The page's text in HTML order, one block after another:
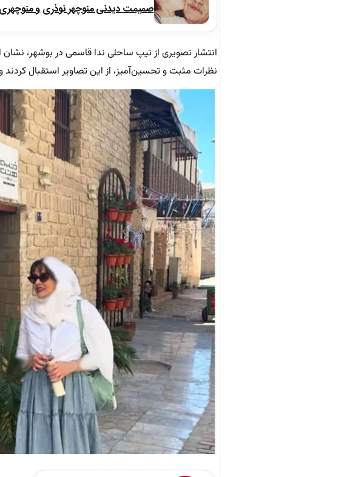
صمیمت دیدنی منوچهر نوذری و منوچهری
انتشار تصویری از تیپ ساحلی ندا قاسمی در بوشهر، نشان
نظرات مثبت و تحسین‌آمیز، از این تصاویر استقبال